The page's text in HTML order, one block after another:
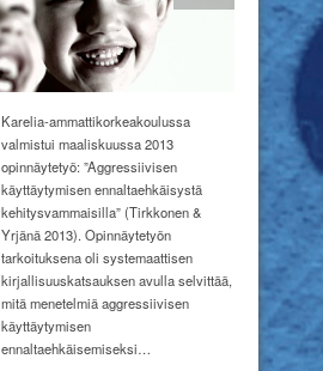
Karelia-ammattikorkeakoulussa
valmistui maaliskuussa 2013
opinnäytetyö: ”Aggressiivisen
käyttäytymisen ennaltaehkäisystä
kehitysvammaisilla” (Tirkkonen &
Yrjänä 2013). Opinnäytetyön
tarkoituksena oli systemaattisen
kirjallisuuskatsauksen avulla selvittää,
mitä menetelmiä aggressiivisen
käyttäytymisen
ennaltaehkäisemiseksi…